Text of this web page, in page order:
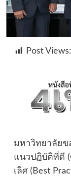
Post Views:
มหาวิทยาลัยข
แนวปฏิบัติที่ดี
เลิศ (Best